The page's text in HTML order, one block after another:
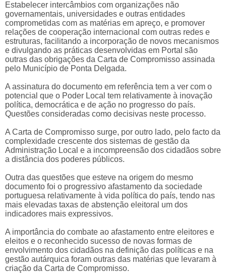
Estabelecer intercâmbios com organizações não
governamentais, universidades e outras entidades
comprometidas com as matérias em apreço, e promover
relações de cooperação internacional com outras redes e
estruturas, facilitando a incorporação de novos mecanismos
e divulgando as práticas desenvolvidas em Portal são
outras das obrigações da Carta de Compromisso assinada
pelo Município de Ponta Delgada.
A assinatura do documento em referência tem a ver com o
potencial que o Poder Local tem relativamente à inovação
política, democrática e de ação no progresso do país.
Questões consideradas como decisivas neste processo.
A Carta de Compromisso surge, por outro lado, pelo facto da
complexidade crescente dos sistemas de gestão da
Administração Local e a incompreensão dos cidadãos sobre
a distância dos poderes públicos.
Outra das questões que esteve na origem do mesmo
documento foi o progressivo afastamento da sociedade
portuguesa relativamente à vida política do país, tendo nas
mais elevadas taxas de abstenção eleitoral um dos
indicadores mais expressivos.
A importância do combate ao afastamento entre eleitores e
eleitos e o reconhecido sucesso de novas formas de
envolvimento dos cidadãos na definição das políticas e na
gestão autárquica foram outras das matérias que levaram à
criação da Carta de Compromisso.